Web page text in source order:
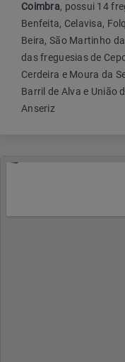
Coimbra, possui 14
Benfeita, Celavisa,
Beira, São Martinho
das freguesias de
Cerdeira e Moura da
Barril de Alva e União
Anseriz